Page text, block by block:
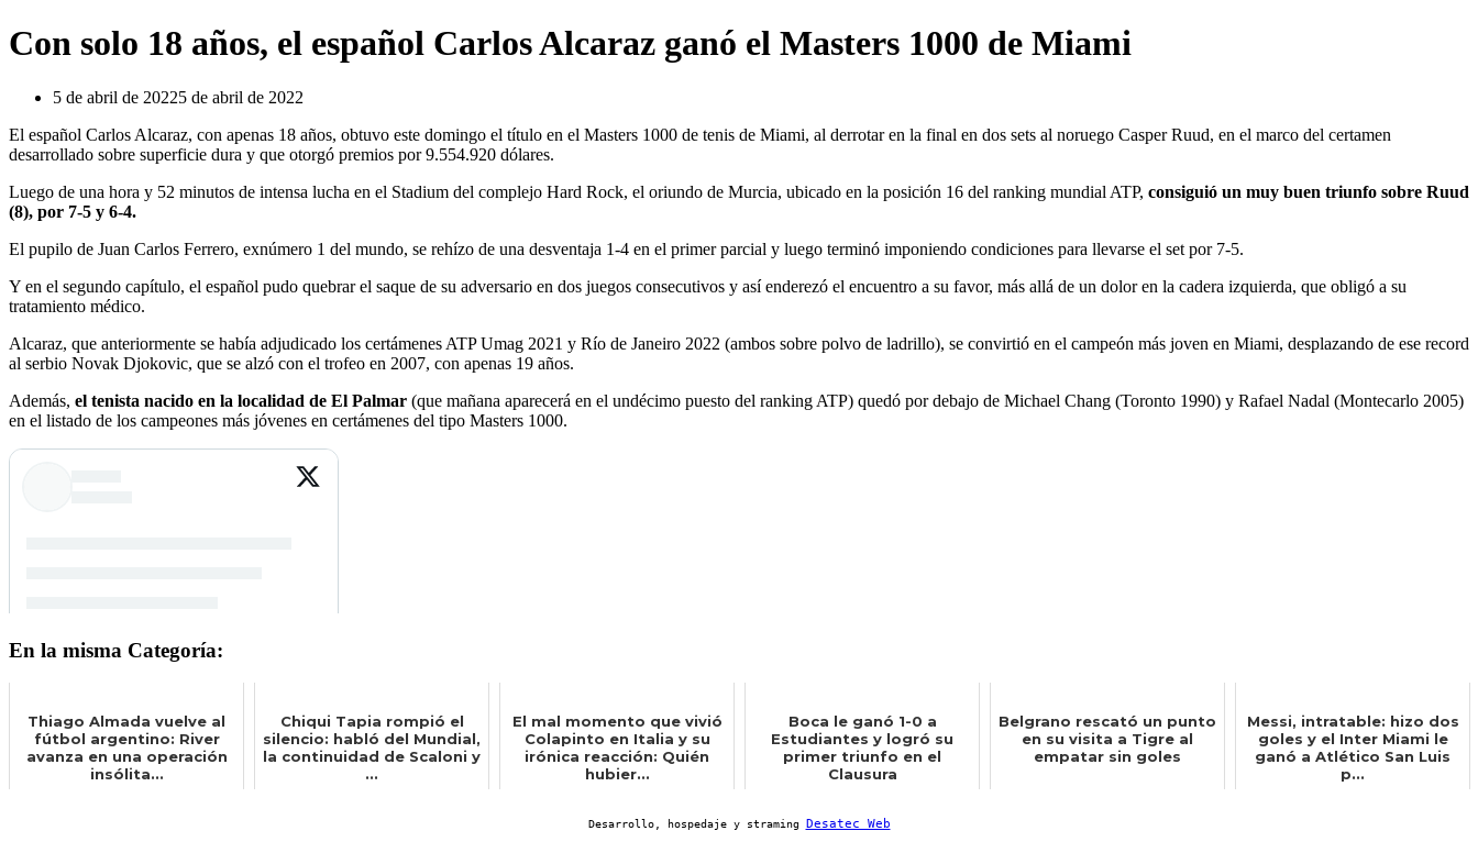
Con solo 18 años, el español Carlos Alcaraz ganó el Masters 1000 de Miami
5 de abril de 20225 de abril de 2022
El español Carlos Alcaraz, con apenas 18 años, obtuvo este domingo el título en el Masters 1000 de tenis de Miami, al derrotar en la final en dos sets al noruego Casper Ruud, en el marco del certamen
desarrollado sobre superficie dura y que otorgó premios por 9.554.920 dólares.
Luego de una hora y 52 minutos de intensa lucha en el Stadium del complejo Hard Rock, el oriundo de Murcia, ubicado en la posición 16 del ranking mundial ATP, consiguió un muy buen triunfo sobre Ruud
(8), por 7-5 y 6-4.
El pupilo de Juan Carlos Ferrero, exnúmero 1 del mundo, se rehízo de una desventaja 1-4 en el primer parcial y luego terminó imponiendo condiciones para llevarse el set por 7-5.
Y en el segundo capítulo, el español pudo quebrar el saque de su adversario en dos juegos consecutivos y así enderezó el encuentro a su favor, más allá de un dolor en la cadera izquierda, que obligó a su
tratamiento médico.
Alcaraz, que anteriormente se había adjudicado los certámenes ATP Umag 2021 y Río de Janeiro 2022 (ambos sobre polvo de ladrillo), se convirtió en el campeón más joven en Miami, desplazando de ese record
al serbio Novak Djokovic, que se alzó con el trofeo en 2007, con apenas 19 años.
Además, el tenista nacido en la localidad de El Palmar (que mañana aparecerá en el undécimo puesto del ranking ATP) quedó por debajo de Michael Chang (Toronto 1990) y Rafael Nadal (Montecarlo 2005)
en el listado de los campeones más jóvenes en certámenes del tipo Masters 1000.
En la misma Categoría:
Thiago Almada vuelve al
fútbol argentino: River
avanza en una operación
insólita...
Chiqui Tapia rompió el
silencio: habló del Mundial,
la continuidad de Scaloni y
...
El mal momento que vivió
Colapinto en Italia y su
irónica reacción: Quién
hubier...
Boca le ganó 1-0 a
Estudiantes y logró su
primer triunfo en el
Clausura
Belgrano rescató un punto
en su visita a Tigre al
empatar sin goles
Messi, intratable: hizo dos
goles y el Inter Miami le
ganó a Atlético San Luis
p...
Desarrollo, hospedaje y straming Desatec Web